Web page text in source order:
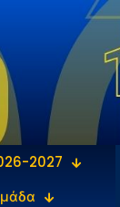
2027